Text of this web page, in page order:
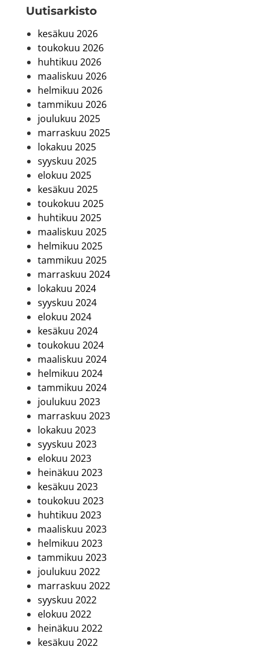
Uutis­arkisto
kesäkuu 2026
toukokuu 2026
huhtikuu 2026
maaliskuu 2026
helmikuu 2026
tammikuu 2026
joulukuu 2025
marraskuu 2025
lokakuu 2025
syyskuu 2025
elokuu 2025
kesäkuu 2025
toukokuu 2025
huhtikuu 2025
maaliskuu 2025
helmikuu 2025
tammikuu 2025
marraskuu 2024
lokakuu 2024
syyskuu 2024
elokuu 2024
kesäkuu 2024
toukokuu 2024
maaliskuu 2024
helmikuu 2024
tammikuu 2024
joulukuu 2023
marraskuu 2023
lokakuu 2023
syyskuu 2023
elokuu 2023
heinäkuu 2023
kesäkuu 2023
toukokuu 2023
huhtikuu 2023
maaliskuu 2023
helmikuu 2023
tammikuu 2023
joulukuu 2022
marraskuu 2022
syyskuu 2022
elokuu 2022
heinäkuu 2022
kesäkuu 2022